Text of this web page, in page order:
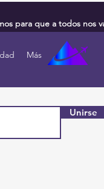
para que a todos nos
Más
Unirse